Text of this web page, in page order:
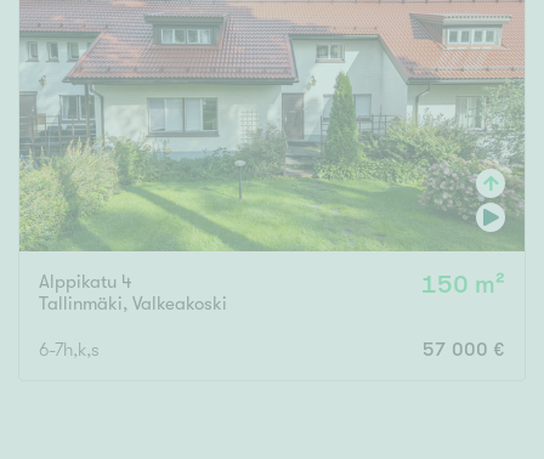
Alppikatu 4
Tallinmäki, Valkeakoski
150 m²
6-7h,k,s 57 000 €